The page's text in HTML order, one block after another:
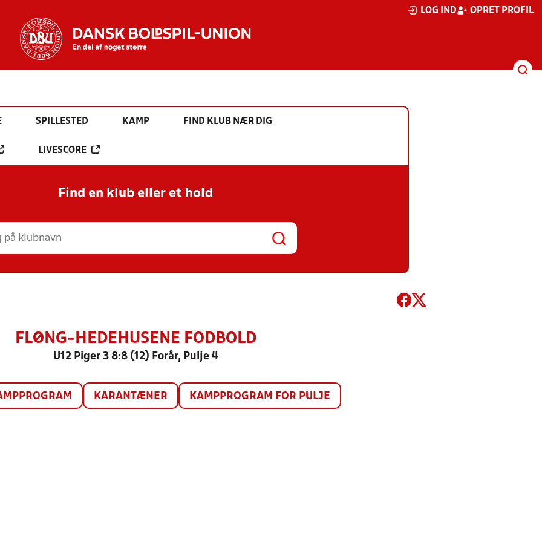
LOG IND OPRET PROFIL
SPILLESTED KAMP FIND KLUB NÆR DIG
LIVESCORE
Find en klub eller et hold
FLØNG-HEDEHUSENE FODBOLD
U12 Piger 3 8:8 (12) Forår, Pulje 4
KARANTÆNER KAMPPROGRAM FOR PULJE